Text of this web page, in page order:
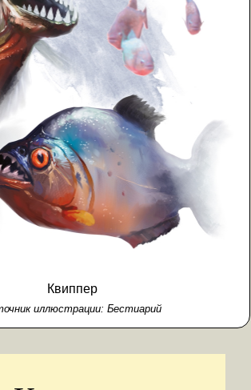
Квиппер
иллюстрации: Бестиарий